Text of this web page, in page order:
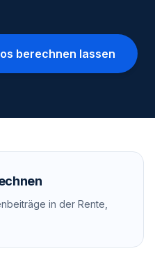
berechnen lassen
in der Rente,